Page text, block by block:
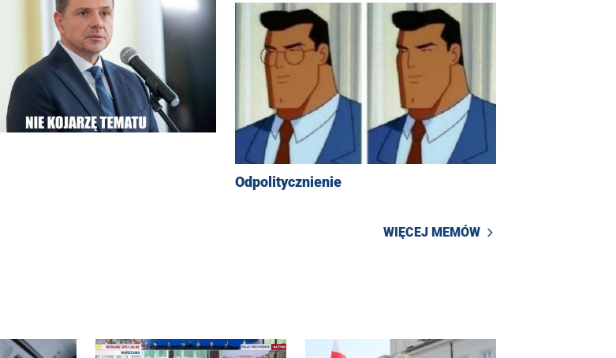
Odpolitycznienie
WIĘCEJ MEMÓW